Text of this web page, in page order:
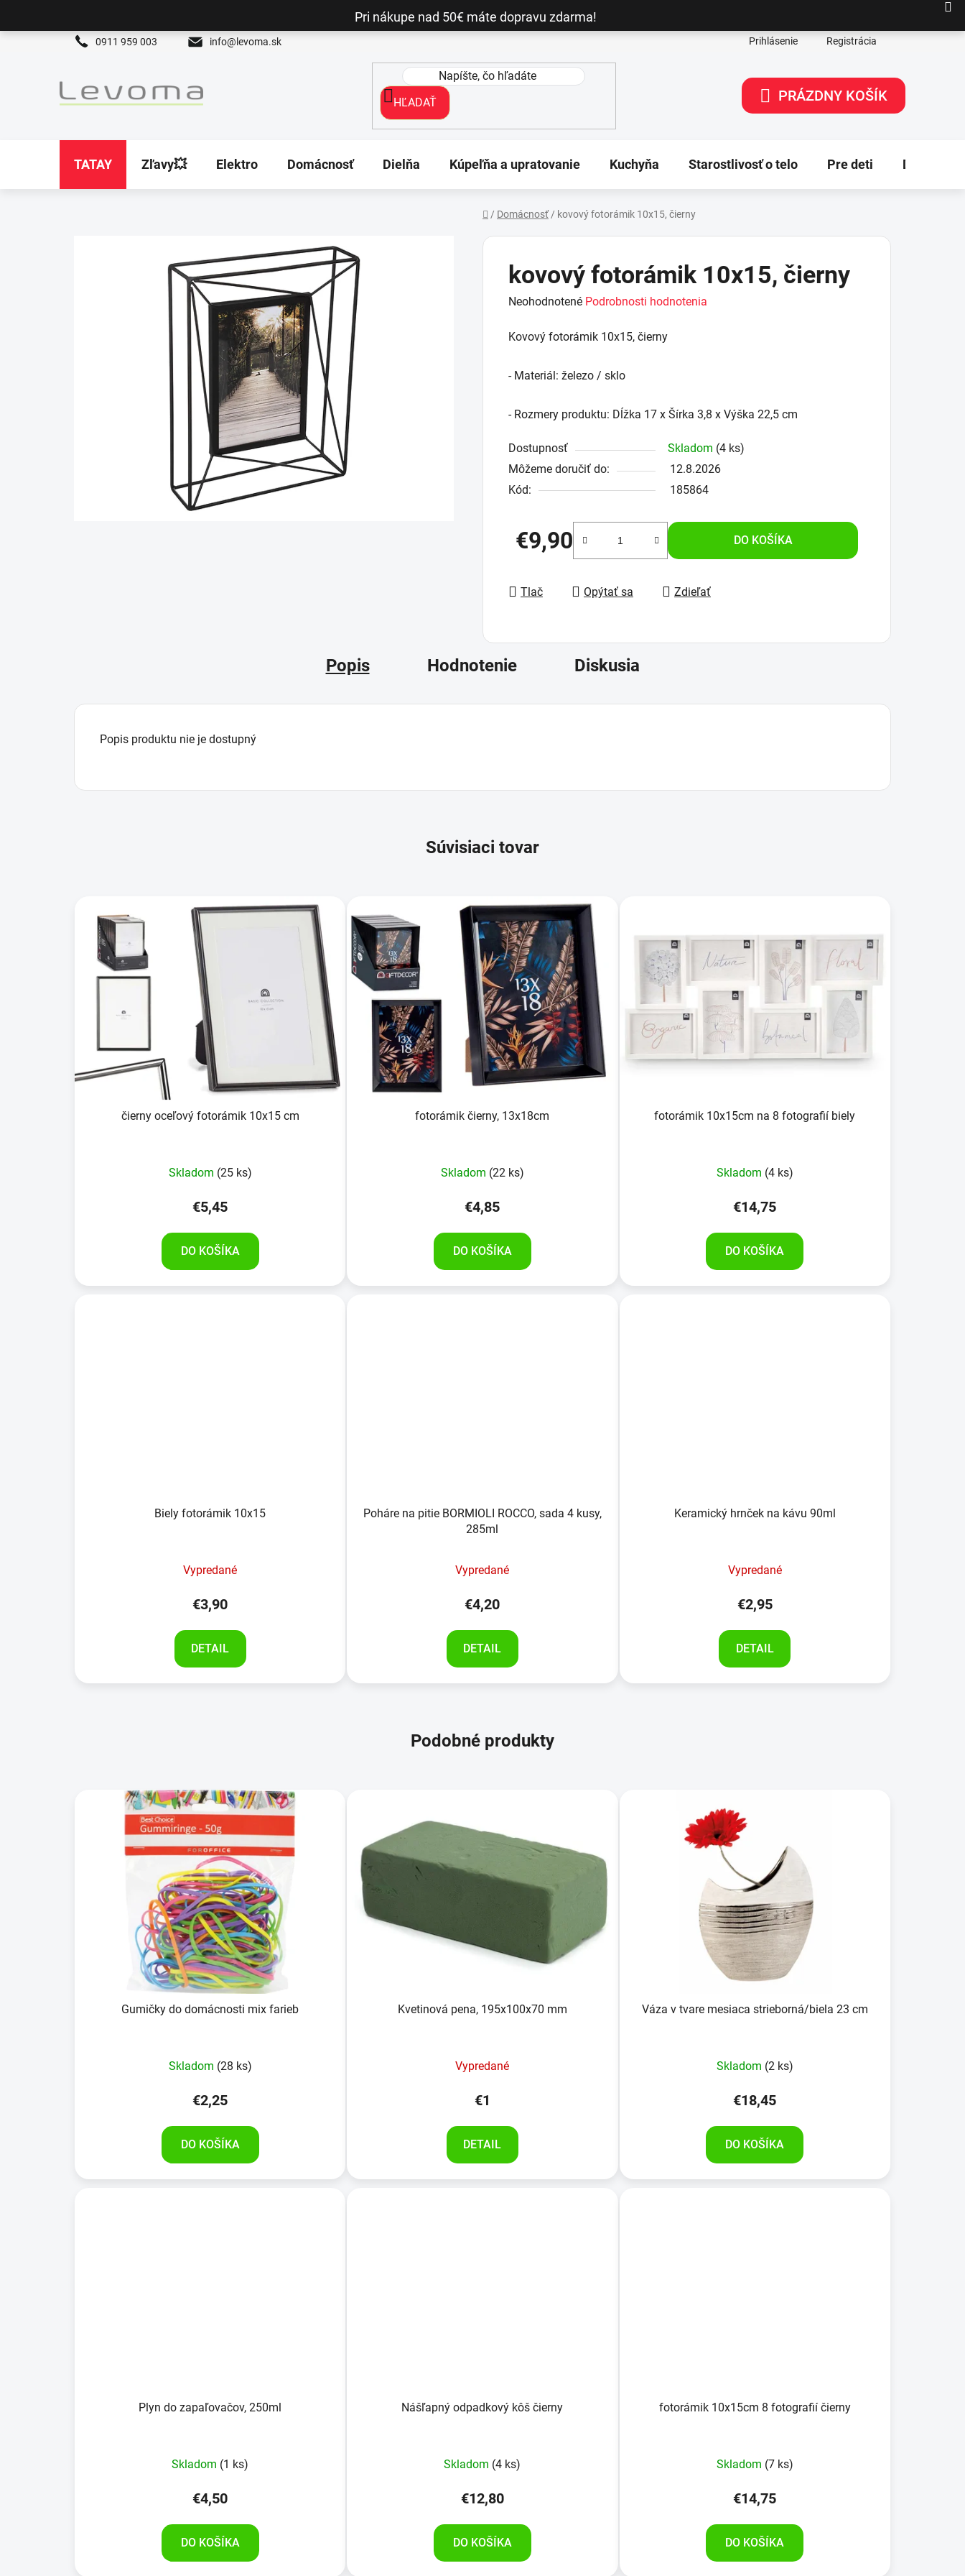
Pri nákupe nad 50€ máte dopravu zdarma!
0911 959 003 info@levoma.sk Prihlásenie Registrácia
HĽADAŤ
NÁKUPNÝ
PRÁZDNY KOŠÍK
TATAY Zľavy💥 Elektro Domácnosť Dielňa Kúpeľňa a upratovanie Kuchyňa Starostlivosť o telo Pre deti Dekorácie
/ Domácnosť / kovový fotorámik 10x15, čierny
kovový fotorámik 10x15, čierny
Priemerné
produktu
0,0
5
Neohodnotené Podrobnosti hodnotenia
Kovový fotorámik 10x15, čierny
- Materiál: železo / sklo
- Rozmery produktu: Dĺžka 17 x Šírka 3,8 x Výška 22,5 cm
Dostupnosť Skladom (4 ks)
Môžeme doručiť do:
12.8.2026
Kód:
185864
€9,90
Jednotková cena:
DO KOŠÍKA
Tlač Opýtať sa Zdieľať
Popis Hodnotenie Diskusia
Popis produktu nie je dostupný
Súvisiaci tovar
čierny oceľový fotorámik 10x15 cm
Skladom (25 ks)
€5,45
DO KOŠÍKA
fotorámik čierny, 13x18cm
Skladom (22 ks)
€4,85
DO KOŠÍKA
fotorámik 10x15cm na 8 fotografií biely
Skladom (4 ks)
€14,75
DO KOŠÍKA
Biely fotorámik 10x15
Vypredané
€3,90
DETAIL
Poháre na pitie BORMIOLI ROCCO, sada 4 kusy,
285ml
Vypredané
€4,20
DETAIL
Keramický hrnček na kávu 90ml
Vypredané
€2,95
DETAIL
Podobné produkty
Gumičky do domácnosti mix farieb
Skladom (28 ks)
€2,25
DO KOŠÍKA
Kvetinová pena, 195x100x70 mm
Vypredané
€1
DETAIL
Váza v tvare mesiaca strieborná/biela 23 cm
Skladom (2 ks)
€18,45
DO KOŠÍKA
Plyn do zapaľovačov, 250ml
Skladom (1 ks)
€4,50
DO KOŠÍKA
Nášľapný odpadkový kôš čierny
Skladom (4 ks)
€12,80
DO KOŠÍKA
fotorámik 10x15cm 8 fotografií čierny
Skladom (7 ks)
€14,75
DO KOŠÍKA